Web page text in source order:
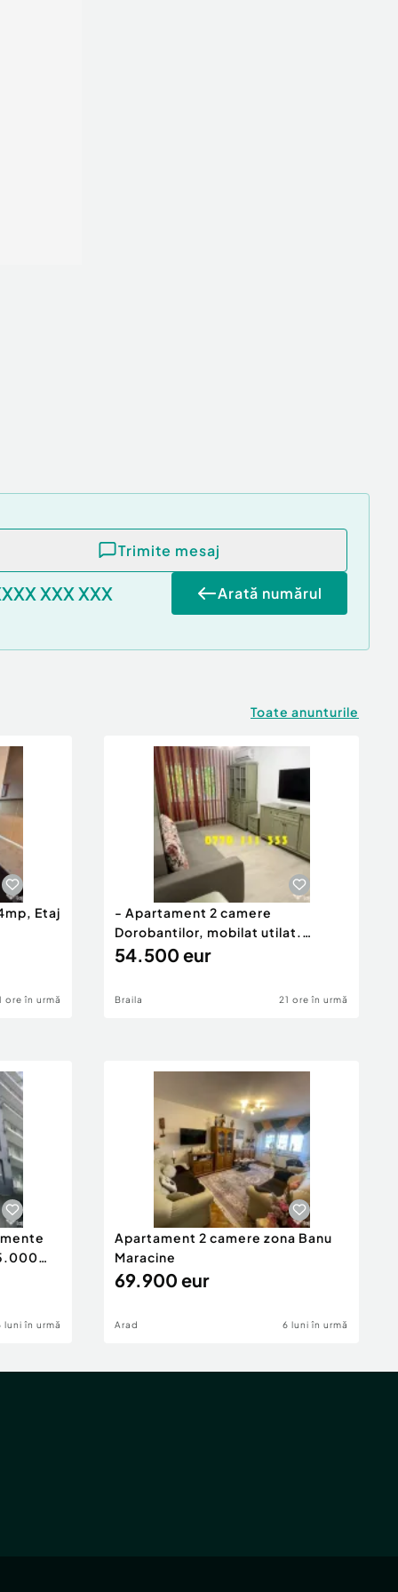
Trimite mesaj
XXX XXX Arată numărul
Toate anunturile
Etaj
ore în urmă
- Apartament 2 camere
Dorobantilor, mobilat utilat.
Renovat
54.500 eur
Braila 21 ore în urmă
luni în urmă
Apartament 2 camere zona Banu
Maracine
69.900 eur
Arad 6 luni în urmă